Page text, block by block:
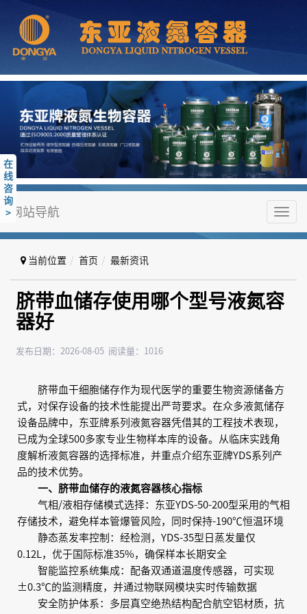
网站导航
当前位置 首页 最新资讯
脐带血储存使用哪个型号液氮容
器好
发布日期：2026-08-05 阅读量：1016
脐带血干细胞储存作为现代医学的重要生物资源储备方
式，对保存设备的技术性能提出严苛要求。在众多液氮储存
设备品牌中，东亚牌系列液氮容器凭借其的工程技术表现，
已成为全球500多家专业生物样本库的设备。从临床实践角
度解析液氮容器的选择标准，并重点介绍东亚牌YDS系列产
品的技术优势。
一、脐带血储存的液氮容器核心指标
气相/液相存储模式选择：东亚YDS-50-200型采用的气相
存储技术，避免样本管爆管风险，同时保持-190℃恒温环境
静态蒸发率控制：经检测，YDS-35型日蒸发量仅
0.12L，优于国际标准35%，确保样本长期安全
智能监控系统集成：配备双通道温度传感器，可实现
±0.3℃的监测精度，并通过物联网模块实时传输数据
安全防护体系：多层真空绝热结构配合航空铝材质，抗
在
线
咨
询
>